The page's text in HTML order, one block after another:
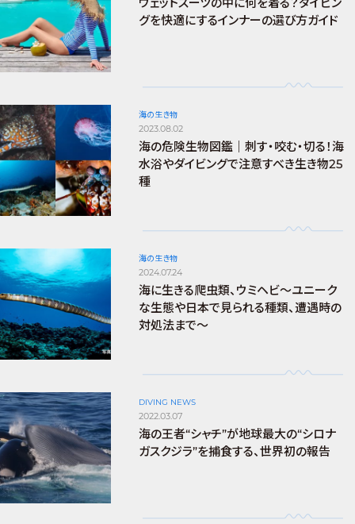
グを快適にするインナーの選び方ガイド
海の生き物
2023.08.02
海の危険生物図鑑｜刺す・咬む・切る！海
水浴やダイビングで注意すべき生き物25
種
海の生き物
2024.07.24
海に生きる爬虫類、ウミヘビ～ユニーク
な生態や日本で見られる種類、遭遇時の
対処法まで～
DIVING NEWS
2022.03.07
海の王者“シャチ”が地球最大の“シロナ
ガスクジラ”を捕食する、世界初の報告